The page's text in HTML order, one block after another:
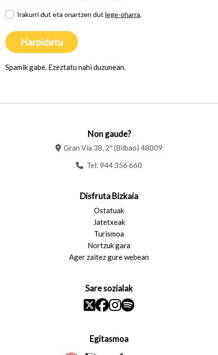
Irakurri dut eta onartzen dutlege-oharra.
Harpidetu
Spamik gabe. Ezeztatu nahi duzunean.
Non gaude?
Gran Vía 38, 2º (Bilbao) 48009
Tel: 944 356 660
Disfruta Bizkaia
Ostatuak
Jatetxeak
Turismoa
Nortzuk gara
Ager zaitez gure webean
Sare sozialak
Egitasmoa